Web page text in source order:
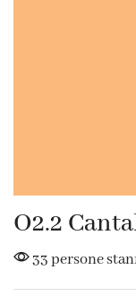
O2.2
33 persone